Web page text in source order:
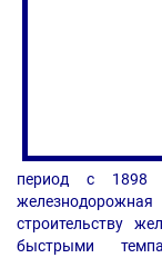
период с 1898
строительству
быстрыми